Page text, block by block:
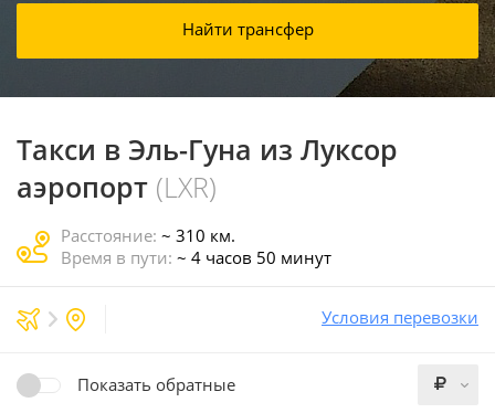
Найти трансфер
Такси в Эль-Гуна из Луксор
аэропорт (LXR)
Расстояние: ~ 310 км.
Время в пути: ~ 4 часов 50 минут
Показать обратные
Условия перевозки